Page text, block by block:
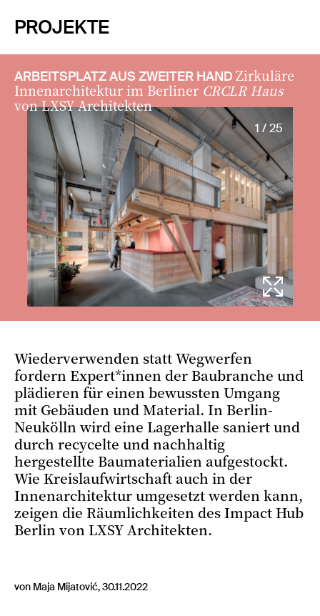
PROJEKTE
ARBEITSPLATZ AUS ZWEITER HAND Zirkuläre
Innenarchitektur im Berliner CRCLR Haus
von LXSY Architekten
1 / 25
Wiederverwenden statt Wegwerfen
fordern Expert*innen der Baubranche und
plädieren für einen bewussten Umgang
mit Gebäuden und Material. In Berlin-
Neukölln wird eine Lagerhalle saniert und
durch recycelte und nachhaltig
hergestellte Baumaterialien aufgestockt.
Wie Kreislaufwirtschaft auch in der
Innenarchitektur umgesetzt werden kann,
zeigen die Räumlichkeiten des Impact Hub
Berlin von LXSY Architekten.
von Maja Mijatović, 30.11.2022